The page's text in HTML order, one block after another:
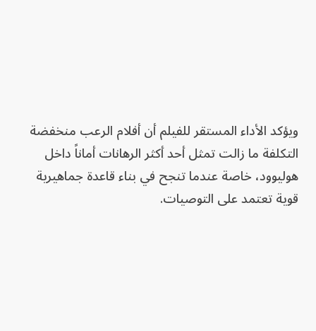
ويؤكد الأداء المستقر للفيلم أن أفلام الرعب منخفضة
التكلفة ما زالت تمثل أحد أكثر الرهانات أماناً داخل
هوليوود، خاصة عندما تنجح في بناء قاعدة جماهيرية
قوية تعتمد على التوصيات.